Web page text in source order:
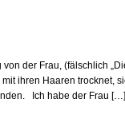
der Frau, (fälschlich
ihren Haaren trocknet,
Ich habe der Frau […]